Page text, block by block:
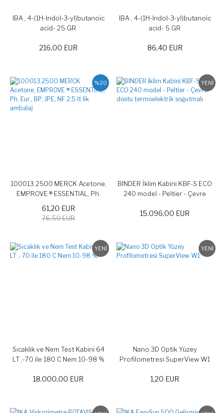
IBA , 4-(1H-Indol-3-yl)butanoic
acid- 25 GR
216,00 EUR
IBA , 4-(1H-Indol-3-yl)butanoic
acid- 5 GR
86,40 EUR
%20
100013.2500 MERCK Acetone,
EMPROVE ® ESSENTIAL, Ph.
61,20 EUR
76,50 EUR
YENİ
BINDER İklim Kabini KBF-S ECO
240 model - Peltier - Çevre
15.096,00 EUR
YENİ
Sıcaklık ve Nem Test Kabini 64
LT ,-70 ile 180 C Nem 10-98 %
18.000,00 EUR
YENİ
Nano 3D Optik Yüzey
Profilometresi SuperView W1
1,20 EUR